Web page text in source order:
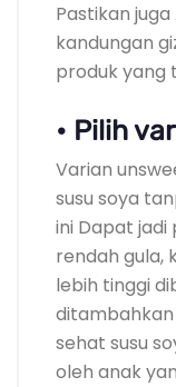
Pastikan
kandungan
produk yang
• Pilih
Varian
susu soya
ini Dapat jadi
rendah gula,
lebih tinggi
ditambahkan
sehat susu
oleh anak